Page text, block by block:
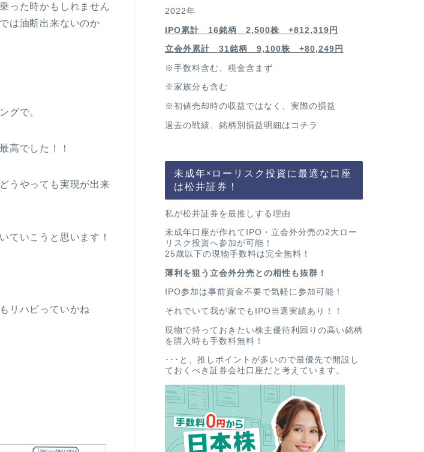
った時かもしれません
は油断出来ないのか
グで。
高でした！！
うやっても実現が出来
ていこうと思います！
リハビっていかね
2022年
IPO累計 16銘柄 2,500株 +812,319円
立会外累計 31銘柄 9,100株 +80,249円
※手数料含む、税金含まず
※家族分も含む
※初値売却時の収益ではなく、実際の損益
過去の戦績、銘柄別損益明細は コチラ
未成年×ローリスク投資に最適な口座
は松井証券！
私が松井証券を最推しする理由
未成年口座が作れてIPO・立会外分売の2大ロー
リスク投資へ参加が可能！
25歳以下の現物手数料は完全無料！
薄利を狙う立会外分売との相性も抜群！
IPO参加は事前資金不要で気軽に参加可能！
それでいて我が家でもIPO当選実績あり！！
現物で持っておきたい株主優待利回りの高い銘柄
を購入時も手数料無料！
･･･と、推しポイントが多いので最優先で開設し
ておくべき証券会社口座だと考えています。